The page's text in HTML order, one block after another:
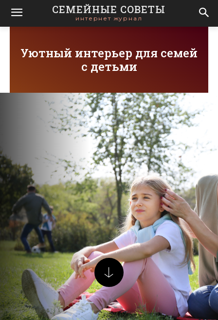
СЕМЕЙНЫЕ СОВЕТЫ
интернет журнал
Уютный интерьер для семей
с детьми